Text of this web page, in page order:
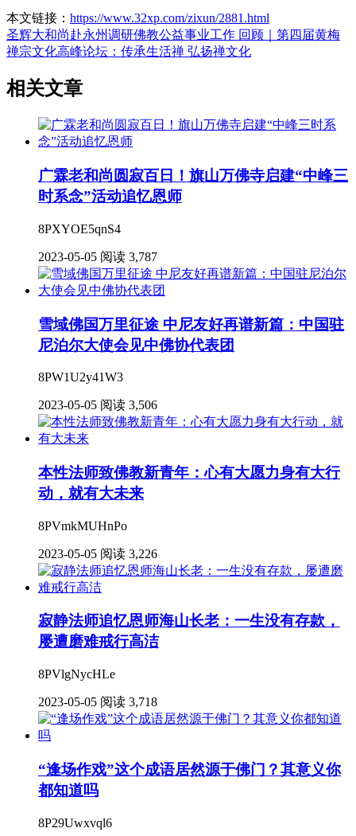
本文链接： https://www.32xp.com/zixun/2881.html
圣辉大和尚赴永州调研佛教公益事业工作 回顾｜第四届黄梅
禅宗文化高峰论坛：传承生活禅 弘扬禅文化
相关文章
广霖老和尚圆寂百日！旗山万佛寺启建“中峰三
时系念”活动追忆恩师
8PXYOE5qnS4
2023-05-05 阅读 3,787
雪域佛国万里征途 中尼友好再谱新篇：中国驻
尼泊尔大使会见中佛协代表团
8PW1U2y41W3
2023-05-05 阅读 3,506
本性法师致佛教新青年：心有大愿力身有大行
动，就有大未来
8PVmkMUHnPo
2023-05-05 阅读 3,226
寂静法师追忆恩师海山长老：一生没有存款，
屡遭磨难戒行高洁
8PVlgNycHLe
2023-05-05 阅读 3,718
“逢场作戏”这个成语居然源于佛门？其意义你
都知道吗
8P29Uwxvql6